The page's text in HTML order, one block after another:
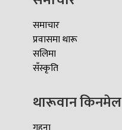
समाचार
प्रवासमा थारू
सलिमा
सँस्कृति
थारूवान किनमेल